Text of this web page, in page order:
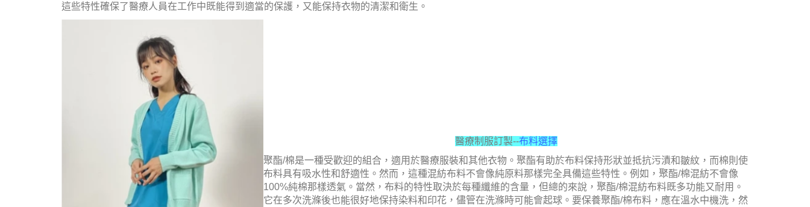
這些特性確保了醫療人員在工作中既能得到適當的保護，又能保持衣物的清潔和衛生。
醫療制服訂製--布料選擇
聚酯/棉是一種受歡迎的組合，適用於醫療服裝和其他衣物。聚酯有助於布料保持形狀並抵抗污漬和皺紋，而棉則使
布料具有吸水性和舒適性。然而，這種混紡布料不會像純原料那樣完全具備這些特性。例如，聚酯/棉混紡不會像
100%純棉那樣透氣。當然，布料的特性取決於每種纖維的含量，但總的來說，聚酯/棉混紡布料既多功能又耐用。
它在多次洗滌後也能很好地保持染料和印花，儘管在洗滌時可能會起球。要保養聚酯/棉布料，應在溫水中機洗，然